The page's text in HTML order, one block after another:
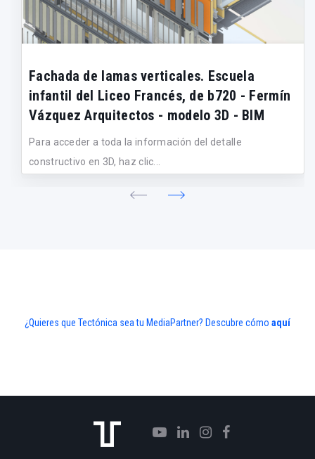
Fachada de lamas verticales. Escuela
infantil del Liceo Francés, de b720 - Fermín
Vázquez Arquitectos - modelo 3D - BIM
Para acceder a toda la información del detalle
constructivo en 3D, haz clic...
¿Quieres que Tectónica sea tu MediaPartner? Descubre cómo aquí